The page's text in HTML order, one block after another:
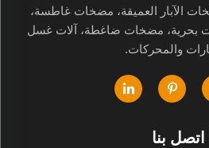
الآبار العميقة، مضخات غاطسة،
مضخات ضاغطة، آلات غسل
والمحركات.
اتصل بنا